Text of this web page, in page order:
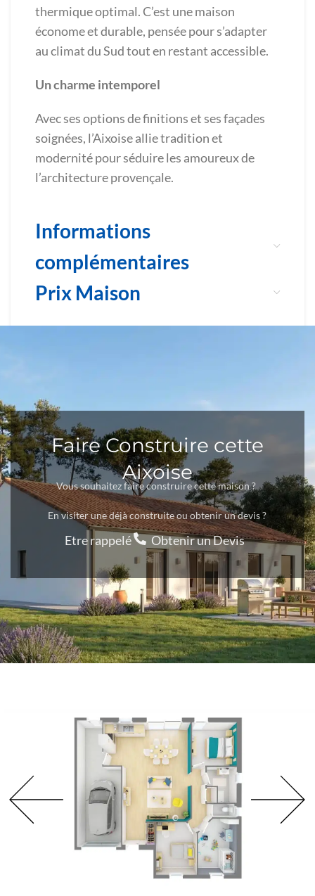
thermique optimal. C’est une maison
économe et durable, pensée pour s’adapter
au climat du Sud tout en restant accessible.
Un charme intemporel
Avec ses options de finitions et ses façades
soignées, l’Aixoise allie tradition et
modernité pour séduire les amoureux de
l’architecture provençale.
Informations
complémentaires
Prix Maison
Faire Construire cette
Aixoise
Vous souhaitez faire construire cette maison ?
En visiter une déjà construite ou obtenir un devis ?
Etre rappelé Obtenir un Devis